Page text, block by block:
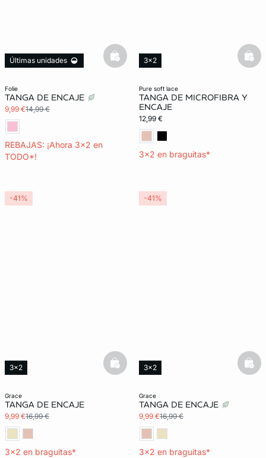
folie
TANGA DE ENCAJE
9,99 €14,99 €
REBAJAS: ¡Ahora 3x2 en
TODO*!
Últimas unidades
basketfull
pure soft lace
TANGA DE MICROFIBRA Y
ENCAJE
12,99 €
3x2 en braguitas*
3x2
grace
TANGA DE ENCAJE
9,99 €16,99 €
3x2 en braguitas*
3x2 basketfull
-41%
grace
TANGA DE ENCAJE
9,99 €16,99 €
3x2 en braguitas*
3x2
-41%